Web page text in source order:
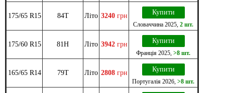
175/65 R15 84T Літо 3240 грн Купити
Словаччина 2025 2 шт.
175/60 R15 81H Літо 3942 грн Купити
Франція 2025 >8 шт.
165/65 R14 79T Літо 2808 грн Купити
Португалія 2026 >8 шт.